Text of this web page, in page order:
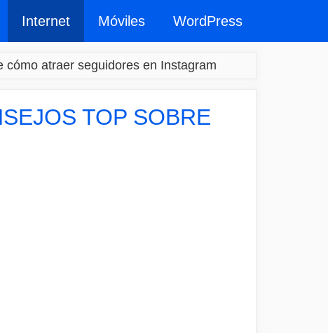
Internet Móviles WordPress
atraer seguidores en Instagram
TOP SOBRE